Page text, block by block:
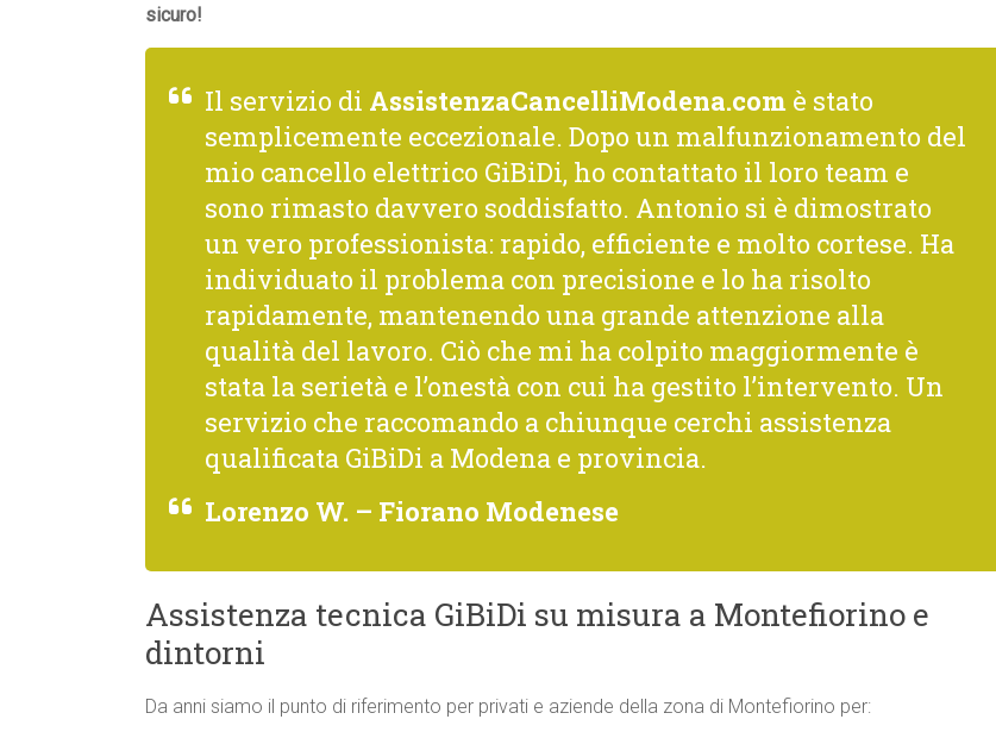
sicuro!
Il servizio di AssistenzaCancelliModena.com è stato
semplicemente eccezionale. Dopo un malfunzionamento del
mio cancello elettrico GiBiDi, ho contattato il loro team e
sono rimasto davvero soddisfatto. Antonio si è dimostrato
un vero professionista: rapido, efficiente e molto cortese. Ha
individuato il problema con precisione e lo ha risolto
rapidamente, mantenendo una grande attenzione alla
qualità del lavoro. Ciò che mi ha colpito maggiormente è
stata la serietà e l’onestà con cui ha gestito l’intervento. Un
servizio che raccomando a chiunque cerchi assistenza
qualificata GiBiDi a Modena e provincia.
Lorenzo W. – Fiorano Modenese
Assistenza tecnica GiBiDi su misura a Montefiorino e
dintorni
Da anni siamo il punto di riferimento per privati e aziende della zona di Montefiorino per: